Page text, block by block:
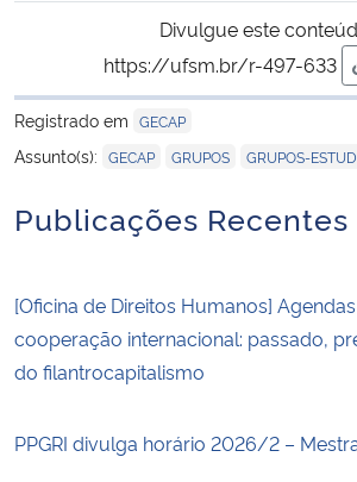
Divulgue este
https://ufsm.br/r-497-633
Registrado em GECAP
Assunto(s): GECAP GRUPOS GRUPOS-
Publicações Recentes
[Oficina de Direitos Humanos]
cooperação internacional: passado,
do filantrocapitalismo
PPGRI divulga horário 2026/2 –